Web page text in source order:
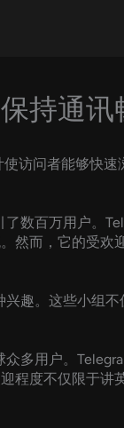
持通讯
访问者能够快
数百万用户。
然而，它的受欢
趣。这些小组
多用户。
程度不仅限于